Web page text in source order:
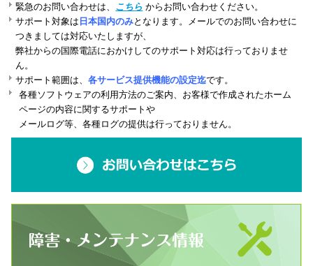
緊急のお問い合わせは、 こちら からお問い合わせください。
サポート対象は 日本国内のみとなります。メールでのお問い合わせに
つきましては対応いたしますが、
弊社からの国際電話におかけしてのサポート対応は行っておりませ
ん。
サポート範囲は、各サービス提供機能の設定迄です。
各種ソフトウェアの利用方法のご案内、お客様で作成されたホーム
ページの内容に関するサポートや
メールログ等、各種ログの提供は行っておりません。